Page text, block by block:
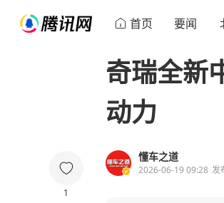
首页 要闻
1
奇瑞全新
动力
懂车之道
2026-06-19 09:28 发